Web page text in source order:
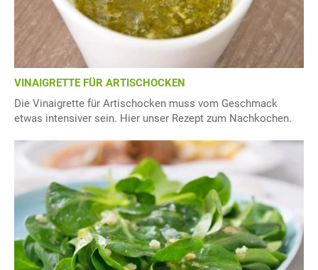
VINAIGRETTE FÜR ARTISCHOCKEN
Die Vinaigrette für Artischocken muss vom Geschmack
etwas intensiver sein. Hier unser Rezept zum Nachkochen.